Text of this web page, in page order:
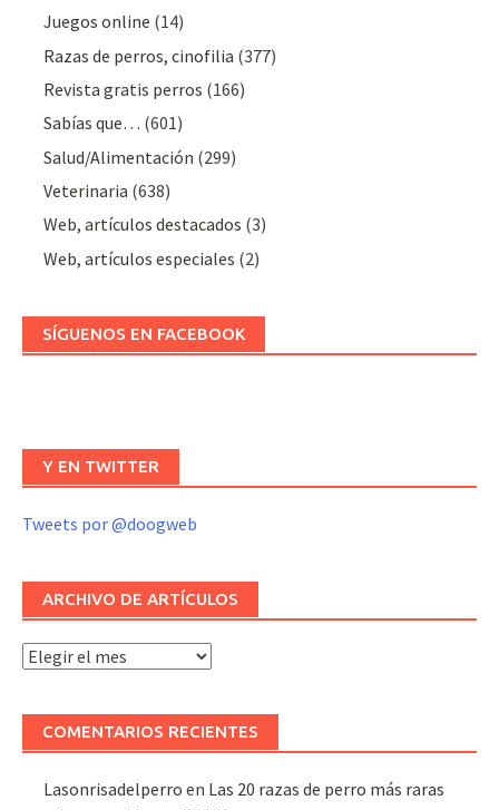
Juegos online (14)
Razas de perros, cinofilia (377)
Revista gratis perros (166)
Sabías que… (601)
Salud/Alimentación (299)
Veterinaria (638)
Web, artículos destacados (3)
Web, artículos especiales (2)
SÍGUENOS EN FACEBOOK
Y EN TWITTER
Tweets por @doogweb
ARCHIVO DE ARTÍCULOS
Archivo
COMENTARIOS RECIENTES
Lasonrisadelperro en Las 20 razas de perro más raras